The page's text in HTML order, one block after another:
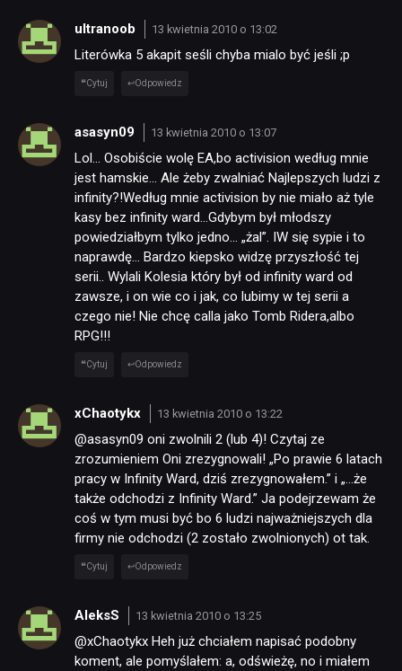
ultranoob 13 kwietnia 2010 o 13:02
Literówka 5 akapit seśli chyba mialo być jeśli ;p
Cytuj Odpowiedz
asasyn09 13 kwietnia 2010 o 13:07
Lol… Osobiście wolę EA,bo activision według mnie
jest hamskie… Ale żeby zwalniać Najlepszych ludzi z
infinity?!Według mnie activision by nie miało aż tyle
kasy bez infinity ward…Gdybym był młodszy
powiedziałbym tylko jedno… „żal”. IW się sypie i to
naprawdę… Bardzo kiepsko widzę przyszłość tej
serii.. Wylali Kolesia który był od infinity ward od
zawsze, i on wie co i jak, co lubimy w tej serii a
czego nie! Nie chcę calla jako Tomb Ridera,albo
RPG!!!
Cytuj Odpowiedz
xChaotykx 13 kwietnia 2010 o 13:22
@asasyn09 oni zwolnili 2 (lub 4)! Czytaj ze
zrozumieniem Oni zrezygnowali! „Po prawie 6 latach
pracy w Infinity Ward, dziś zrezygnowałem.” i „…że
także odchodzi z Infinity Ward.” Ja podejrzewam że
coś w tym musi być bo 6 ludzi najważniejszych dla
firmy nie odchodzi (2 zostało zwolnionych) ot tak.
Cytuj Odpowiedz
AleksS 13 kwietnia 2010 o 13:25
@xChaotykx Heh już chciałem napisać podobny
koment, ale pomyślałem: a, odświeżę, no i miałem